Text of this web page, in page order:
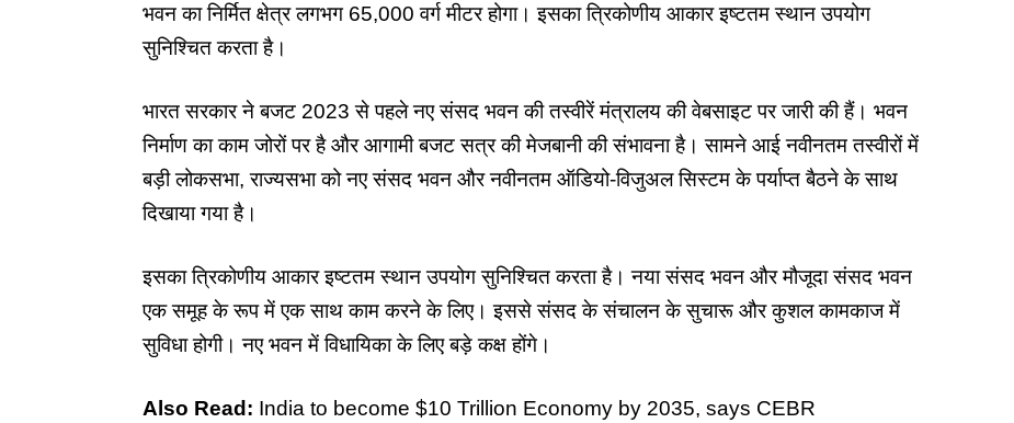
भवन का निर्मित क्षेत्र लगभग 65,000 वर्ग मीटर होगा। इसका त्रिकोणीय आकार इष्टतम स्थान उपयोग
सुनिश्चित करता है।
भारत सरकार ने बजट 2023 से पहले नए संसद भवन की तस्वीरें मंत्रालय की वेबसाइट पर जारी की हैं। भवन
निर्माण का काम जोरों पर है और आगामी बजट सत्र की मेजबानी की संभावना है। सामने आई नवीनतम तस्वीरों में
बड़ी लोकसभा, राज्यसभा को नए संसद भवन और नवीनतम ऑडियो-विजुअल सिस्टम के पर्याप्त बैठने के साथ
दिखाया गया है।
इसका त्रिकोणीय आकार इष्टतम स्थान उपयोग सुनिश्चित करता है।नया संसद भवन और मौजूदा संसद भवन
एक समूह के रूप में एक साथ काम करने के लिए। इससे संसद के संचालन के सुचारू और कुशल कामकाज में
सुविधा होगी। नए भवन में विधायिका के लिए बड़े कक्ष होंगे।
Also Read: India to become $10 Trillion Economy by 2035, says CEBR